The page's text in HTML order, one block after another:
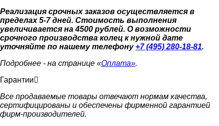
Реализация срочных заказов осуществляется в
пределах 5-7 дней. Стоимость выполнения
увеличивается на 4500 рублей. О возможности
срочного производства колец к нужной дате
уточняйте по нашему телефону +7 (495) 280-18-81.
Подробнее - на странице «Оплата».
Гарантии
Все продаваемые товары отвечают нормам качества,
сертифицированы и обеспечены фирменной гарантией
фирм-производителей.